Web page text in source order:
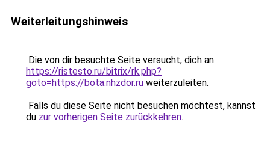
Weiterleitungshinweis
Die von dir besuchte Seite versucht, dich an
https://ristesto.ru/bitrix/rk.php?
goto=https://bota.nhzdor.ru weiterzuleiten.
Falls du diese Seite nicht besuchen möchtest, kannst
du zur vorherigen Seite zurückkehren.